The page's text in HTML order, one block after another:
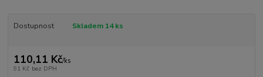
Dostupnost Skladem 14 ks
110,11 Kč/ks
91 Kč bez DPH